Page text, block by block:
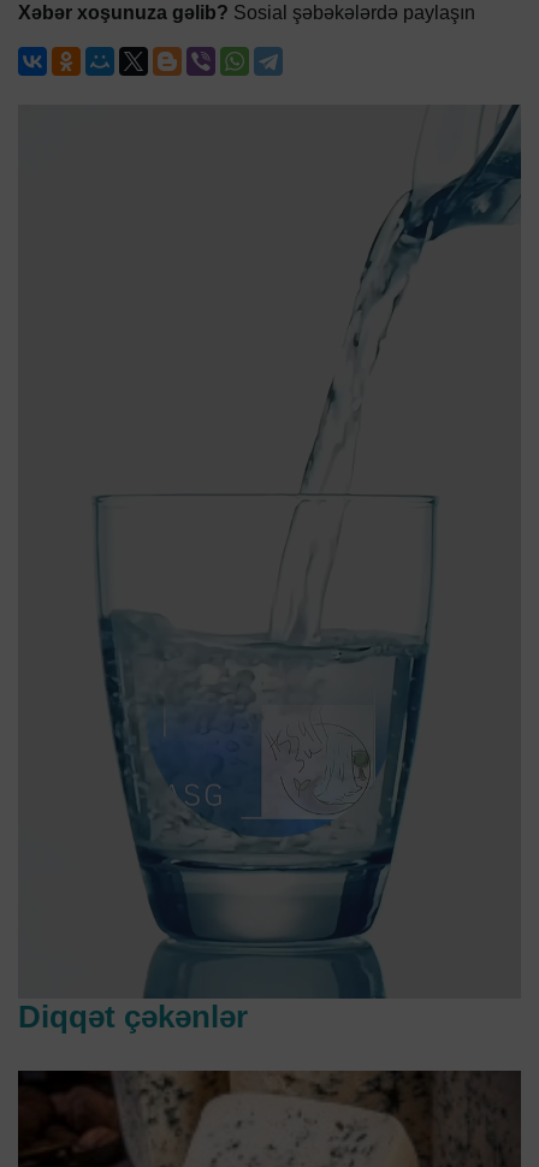
Xəbər xoşunuza gəlib? Sosial şəbəkələrdə paylaşın
Diqqət çəkənlər